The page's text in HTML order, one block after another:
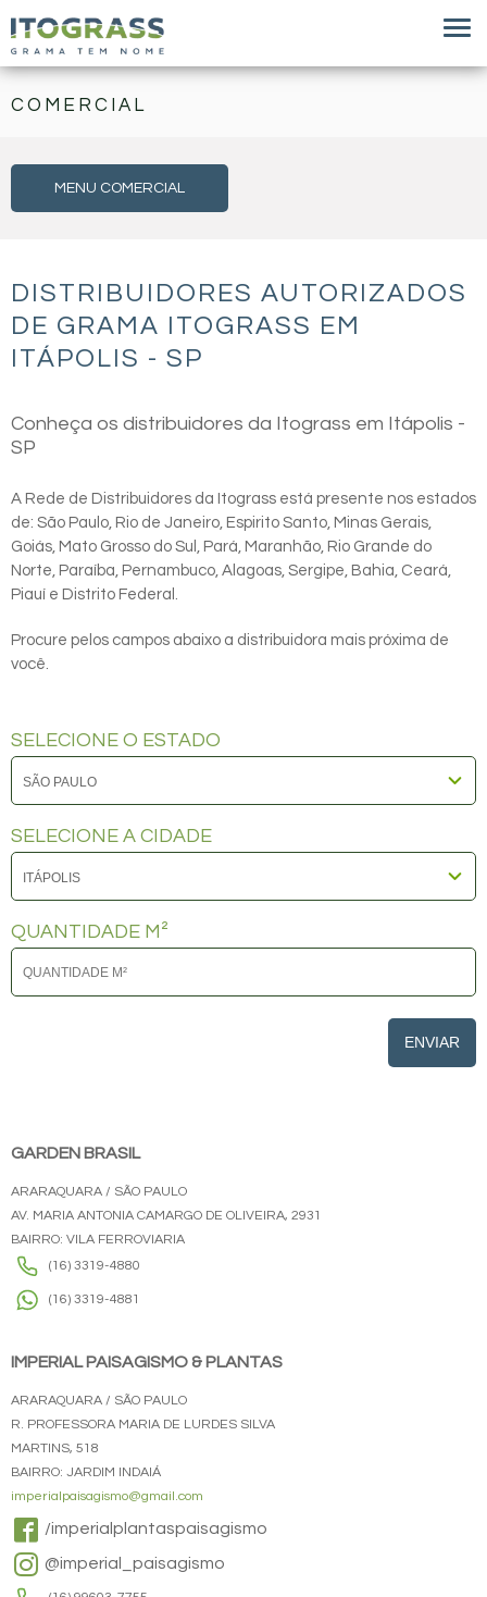
COMERCIAL
MENU COMERCIAL
DISTRIBUIDORES AUTORIZADOS
DE GRAMA ITOGRASS EM
ITÁPOLIS - SP
Conheça os distribuidores da Itograss em Itápolis -
SP
A Rede de Distribuidores da Itograss está presente nos estados
de: São Paulo, Rio de Janeiro, Espirito Santo, Minas Gerais,
Goiás, Mato Grosso do Sul, Pará, Maranhão, Rio Grande do
Norte, Paraíba, Pernambuco, Alagoas, Sergipe, Bahia, Ceará,
Piauí e Distrito Federal.
Procure pelos campos abaixo a distribuidora mais próxima de
você.
SELECIONE O ESTADO
SELECIONE A CIDADE
QUANTIDADE M²
ENVIAR
GARDEN BRASIL
ARARAQUARA / SÃO PAULO
AV. MARIA ANTONIA CAMARGO DE OLIVEIRA, 2931
BAIRRO: VILA FERROVIARIA
(16) 3319-4880
(16) 3319-4881
IMPERIAL PAISAGISMO & PLANTAS
ARARAQUARA / SÃO PAULO
R. PROFESSORA MARIA DE LURDES SILVA
MARTINS, 518
BAIRRO: JARDIM INDAIÁ
imperialpaisagismo@gmail.com
/imperialplantaspaisagismo
@imperial_paisagismo